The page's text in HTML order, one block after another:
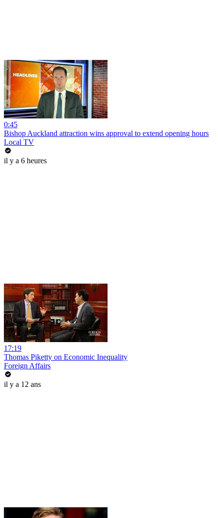
0:45
Bishop Auckland attraction wins approval to extend opening hours
Local TV
il y a 6 heures
17:19
Thomas Piketty on Economic Inequality
Foreign Affairs
il y a 12 ans